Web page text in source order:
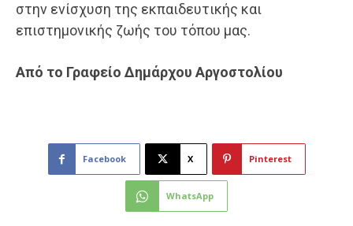
στην ενίσχυση της εκπαιδευτικής και
επιστημονικής ζωής του τόπου μας.
Από το Γραφείο Δημάρχου Αργοστολίου
Facebook X Pinterest
WhatsApp